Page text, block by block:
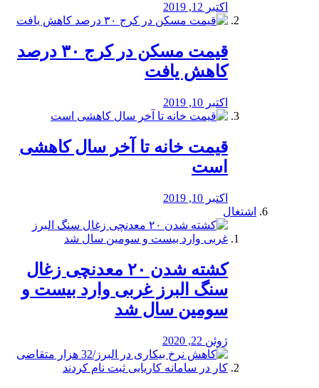
اکتبر 12, 2019
️قیمت مسکن در کرج ۳۰ درصد
کاهش یافت
اکتبر 10, 2019
قیمت خانه تا آخر سال کاهشی
است
اکتبر 10, 2019
اشتغال
کشته شدن ۲۰ معدنچی زغال
سنگ البرز غربی وارد بیست و
سومین سال شد
ژوئن 22, 2020